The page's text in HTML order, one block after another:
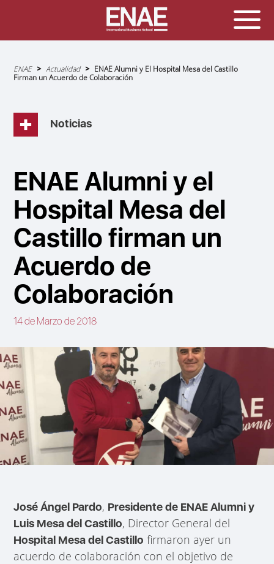
Sobrescribir
enlaces
de
navegación
ENAE Actualidad
ENAE Alumni y El Hospital Mesa del Castillo
Firman un Acuerdo de Colaboración
Noticias
ENAE Alumni y el
Hospital Mesa del
Castillo firman un
Acuerdo de
Colaboración
14 de Marzo de 2018
José Ángel Pardo, Presidente de ENAE Alumni y
Luis Mesa del Castillo, Director General del
Hospital Mesa del Castillo firmaron ayer un
acuerdo de colaboración con el objetivo de